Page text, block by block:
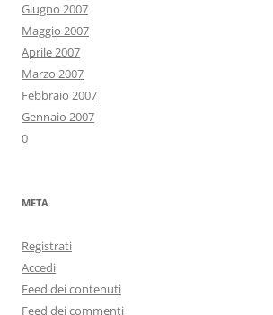
Giugno 2007
Maggio 2007
Aprile 2007
Marzo 2007
Febbraio 2007
Gennaio 2007
0
META
Registrati
Accedi
Feed dei contenuti
Feed dei commenti